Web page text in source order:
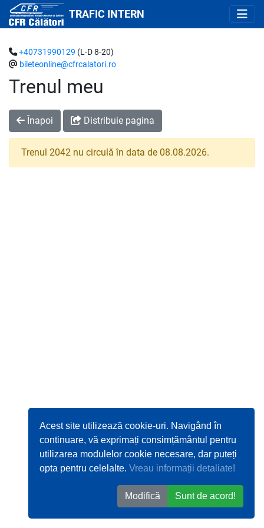
Acest site utilizează cookie-uri. Navigând în
continuare, vă exprimați consimțământul pentru
utilizarea modulelor cookie necesare, dar puteți
opta pentru celelalte.Vreau informații detaliate!
Modifică Sunt de acord!
TRAFIC INTERN
Trenul meu
+40731990129 (L-D 8-20)
bileteonline@cfrcalatori.ro
Înapoi Distribuie pagina
Trenul 2042 nu circulă în data de 08.08.2026.